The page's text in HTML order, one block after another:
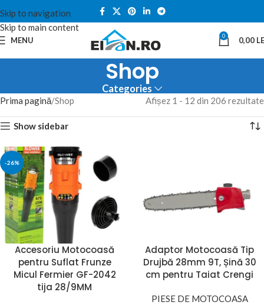
Skip to navigation
Skip to main content
MENU 0 0,00
Shop
Categories
Prima pagină Shop Afișez 1 - 12 din 206 rezultate
Show sidebar
-26%
Accesoriu Motocoasă
pentru Suflat Frunze
Micul Fermier GF-2042
tija 28/9MM
Adaptor Motocoasă Tip
Drujbă 28mm 9T, Șină 30
cm pentru Taiat Crengi
PIESE DE MOTOCOASA